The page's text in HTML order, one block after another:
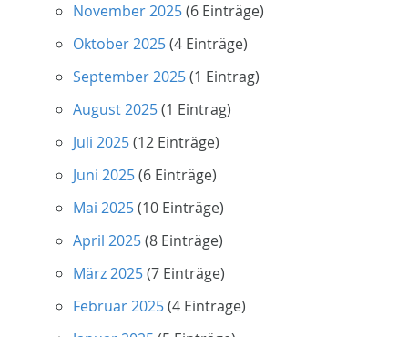
November 2025(6 Einträge)
Oktober 2025(4 Einträge)
September 2025(1 Eintrag)
August 2025(1 Eintrag)
Juli 2025(12 Einträge)
Juni 2025(6 Einträge)
Mai 2025(10 Einträge)
April 2025(8 Einträge)
März 2025(7 Einträge)
Februar 2025(4 Einträge)